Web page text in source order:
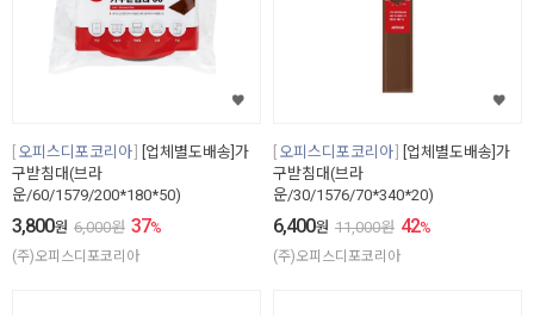
오피스디포코리아
[업체별도배송]가
구받침대(브라
운/60/1579/200*180*50)
3,800원 6,000원 37%
(주)오피스디포코리아
오피스디포코리아
[업체별도배송]가
구받침대(브라
운/30/1576/70*340*20)
6,400원 11,000원 42%
(주)오피스디포코리아